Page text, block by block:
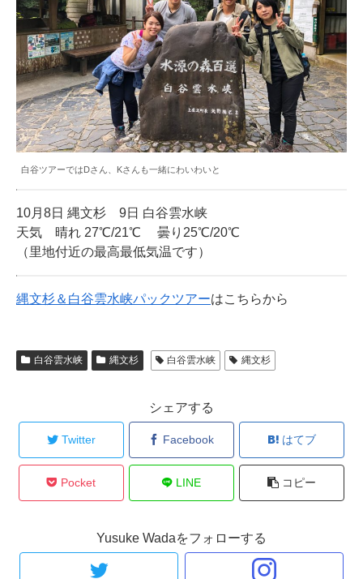
白谷ツアーではDさん、Kさんも一緒にわいわいと
10月8日 縄文杉 9日 白谷雲水峡
天気 晴れ 27℃/21℃ 曇り25℃/20℃
（里地付近の最高最低気温です）
縄文杉＆白谷雲水峡パックツアーはこちらから
白谷雲水峡 縄文杉 白谷雲水峡 縄文杉
シェアする
Twitter Facebook はてブ
Pocket LINE コピー
Yusuke Wadaをフォローする